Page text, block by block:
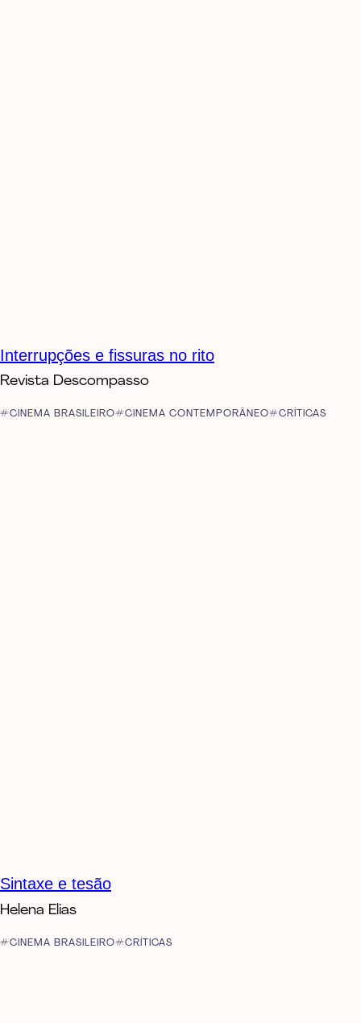
Interrupções e fissuras no rito
Revista Descompasso
CINEMA BRASILEIRO CINEMA CONTEMPORÂNEO CRÍTICAS
Sintaxe e tesão
Helena Elias
CINEMA BRASILEIRO CRÍTICAS